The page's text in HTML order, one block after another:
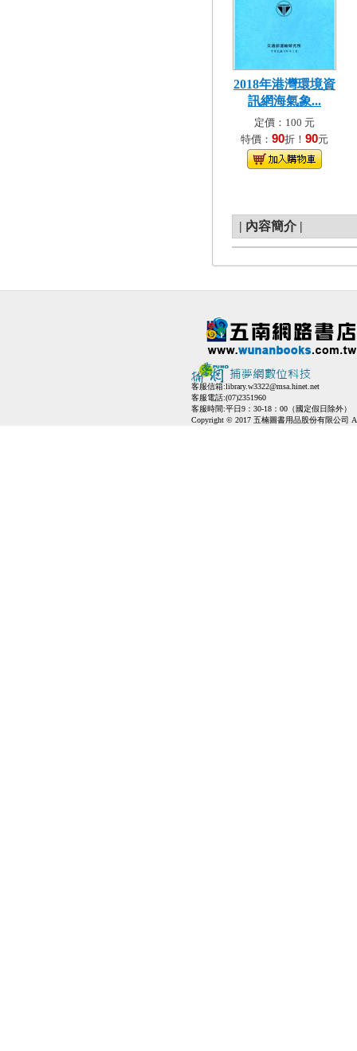
2018年港灣環境資
訊網海氣象...
定價：100 元
特價： 90折！ 90元
| 內容簡介 |
客服信箱:library.w3322@msa.hinet.net
客服電話:(07)2351960
客服時間:平日9：30-18：00（國定假日除外）
Copyright © 2017 五楠圖書用品股份有限公司